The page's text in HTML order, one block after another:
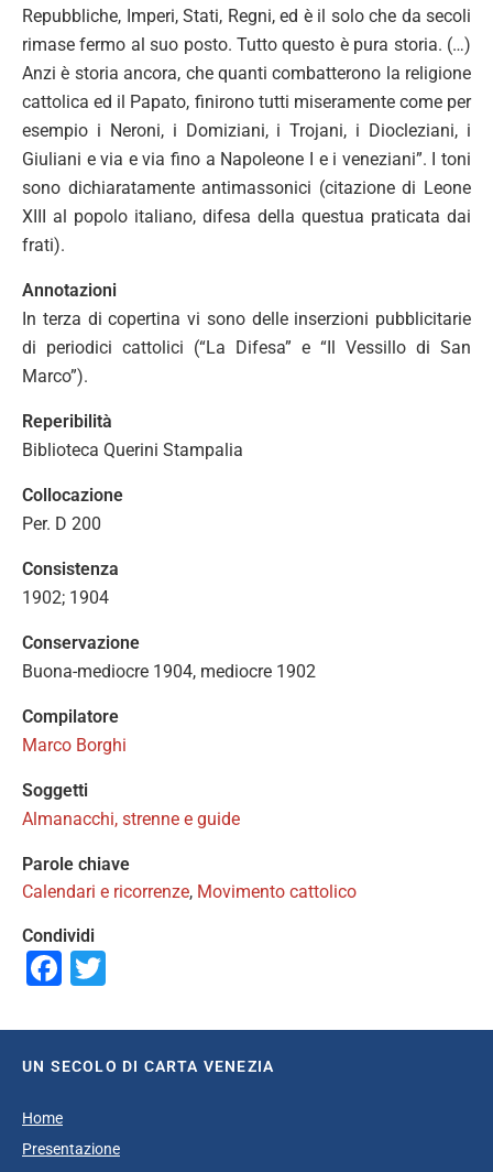
Repubbliche, Imperi, Stati, Regni, ed è il solo che da secoli
rimase fermo al suo posto. Tutto questo è pura storia. (…)
Anzi è storia ancora, che quanti combatterono la religione
cattolica ed il Papato, finirono tutti miseramente come per
esempio i Neroni, i Domiziani, i Trojani, i Diocleziani, i
Giuliani e via e via fino a Napoleone I e i veneziani”. I toni
sono dichiaratamente antimassonici (citazione di Leone
XIII al popolo italiano, difesa della questua praticata dai
frati).
Annotazioni
In terza di copertina vi sono delle inserzioni pubblicitarie
di periodici cattolici (“La Difesa” e “Il Vessillo di San
Marco”).
Reperibilità
Biblioteca Querini Stampalia
Collocazione
Per. D 200
Consistenza
1902; 1904
Conservazione
Buona-mediocre 1904, mediocre 1902
Compilatore
Marco Borghi
Soggetti
Almanacchi, strenne e guide
Parole chiave
Calendari e ricorrenze, Movimento cattolico
Condividi
Facebook
UN SECOLO DI CARTA VENEZIA
Home
Presentazione